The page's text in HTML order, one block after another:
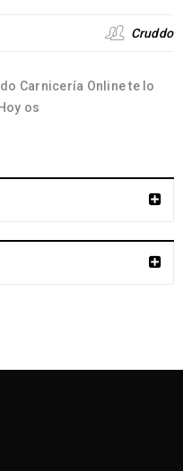
Cruddo
Carnicería Online te lo
os